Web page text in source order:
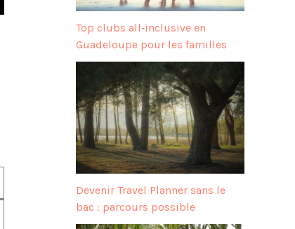
Top clubs all‑inclusive en
Guadeloupe pour les familles
Devenir Travel Planner sans le
bac : parcours possible